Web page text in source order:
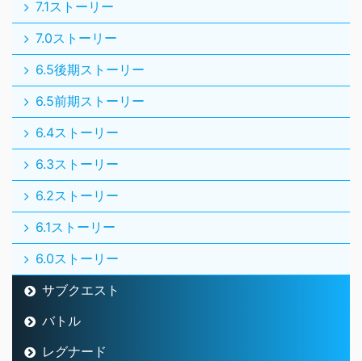
7.1ストーリー
7.0ストーリー
6.5後期ストーリー
6.5前期ストーリー
6.4ストーリー
6.3ストーリー
6.2ストーリー
6.1ストーリー
6.0ストーリー
サブクエスト
バトル
レグナード